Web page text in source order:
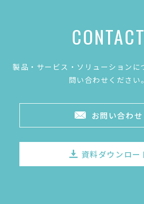
CONTACT
製品・サービス・ソリューションに
問い合わせください。
お問い合わせ
資料ダウンロー